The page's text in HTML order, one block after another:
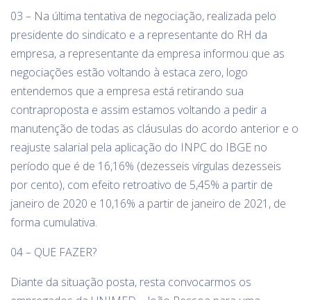
03 – Na última tentativa de negociação, realizada pelo
presidente do sindicato e a representante do RH da
empresa, a representante da empresa informou que as
negociações estão voltando à estaca zero, logo
entendemos que a empresa está retirando sua
contraproposta e assim estamos voltando a pedir a
manutenção de todas as cláusulas do acordo anterior e o
reajuste salarial pela aplicação do INPC do IBGE no
período que é de 16,16% (dezesseis vírgulas dezesseis
por cento), com efeito retroativo de 5,45% a partir de
janeiro de 2020 e 10,16% a partir de janeiro de 2021, de
forma cumulativa.
04 – QUE FAZER?
Diante da situação posta, resta convocarmos os